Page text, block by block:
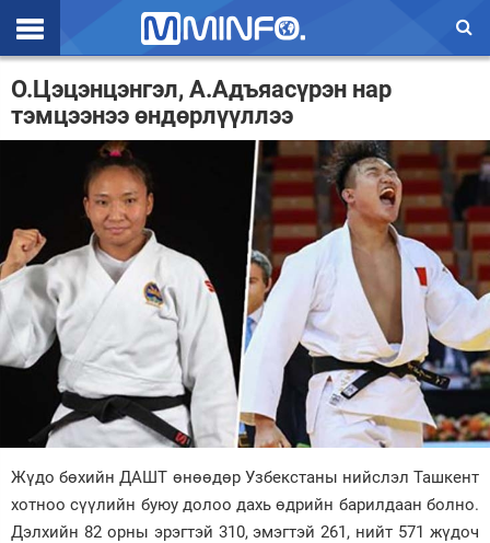
Эхлэл
Цаг агаар
Валют ханш
Эдийн засаг
Үзэл бодол
Спорт
Нийгэм
Дэлхий
Энтертайнмэнт
Зурхай
О.Цэцэнцэнгэл, А.Адъяасүрэн нар
тэмцээнээ өндөрлүүллээ
Жүдо бөхийн ДАШТ өнөөдөр Узбекстаны нийслэл Ташкент
хотноо сүүлийн буюу долоо дахь өдрийн барилдаан болно.
Дэлхийн 82 орны эрэгтэй 310, эмэгтэй 261, нийт 571 жүдоч